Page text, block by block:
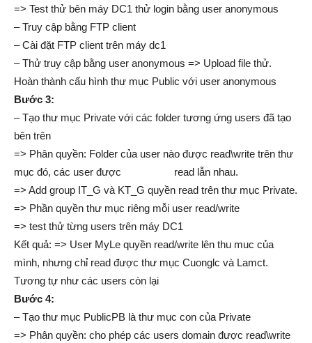
=> Test thử bên máy DC1 thử login bằng user anonymous
– Truy cập bằng FTP client
– Cài đặt FTP client trên máy dc1
– Thử truy cập bằng user anonymous => Upload file thử.
Hoàn thành cấu hình thư mục Public với user anonymous
Bước 3:
– Tạo thư mục Private với các folder tương ứng users đã tạo
bên trên
=> Phân quyền: Folder của user nào được read\write trên thư
mục đó, các user được read lẫn nhau.
=> Add group IT_G và KT_G quyền read trên thư mục Private.
=> Phần quyền thư mục riêng mỗi user read/write
=> test thử từng users trên máy DC1
Kết quả: => User MyLe quyền read/write lên thu muc của
mình, nhưng chỉ read được thư mục Cuonglc và Lamct.
Tương tự như các users còn lại
Bước 4:
– Tạo thư mục PublicPB là thư mục con của Private
=> Phân quyền: cho phép các users domain được read\write